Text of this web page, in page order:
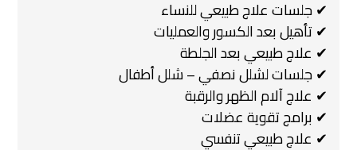
✔ جلسات علاج طبيعي للنساء
✔ تأهيل بعد الكسور والعمليات
✔ علاج طبيعي بعد الجلطة
✔ جلسات لشلل نصفي – شلل أطفال
✔ علاج آلام الظهر والرقبة
✔ برامج تقوية عضلات
✔ علاج طبيعي تنفسي